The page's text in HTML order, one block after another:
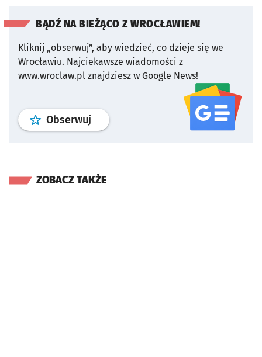
BĄDŹ NA BIEŻĄCO Z WROCŁAWIEM!
Kliknij „obserwuj”, aby wiedzieć, co dzieje się we
Wrocławiu. Najciekawsze wiadomości z
www.wroclaw.pl znajdziesz w Google News!
Obserwuj profil serwisu
ZOBACZ TAKŻE